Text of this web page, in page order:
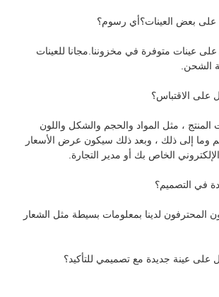
عينات متوفرة في مخزوننا.مجانا للعينات
الشحن.
، مثل المواد والحجم والشكل واللون
وما إلى ذلك ، وبعد ذلك سيكون عرض الأسعار
الخاص بك أو مدير التجارة.
المحترفون لدينا بمعلومات بسيطة مثل الشعار